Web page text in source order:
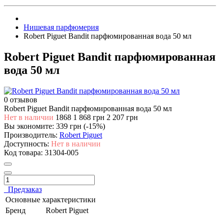
Нишевая парфюмерия
Robert Piguet Bandit парфюмированная вода 50 мл
Robert Piguet Bandit парфюмированная
вода 50 мл
0 отзывов
Robert Piguet Bandit парфюмированная вода 50 мл
Нет в наличии 1868 1 868 грн 2 207 грн
Вы экономите: 339 грн (-15%)
Производитель: Robert Piguet
Доступность: Нет в наличии
Код товара: 31304-005
Предзаказ
Основные характеристики
Бренд
Robert Piguet